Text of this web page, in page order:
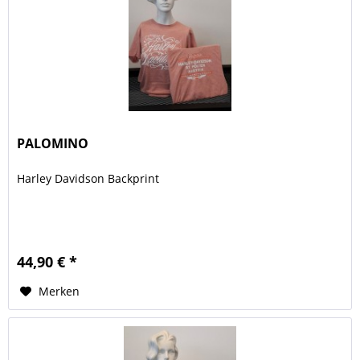
PALOMINO
Harley Davidson Backprint
44,90 € *
Merken